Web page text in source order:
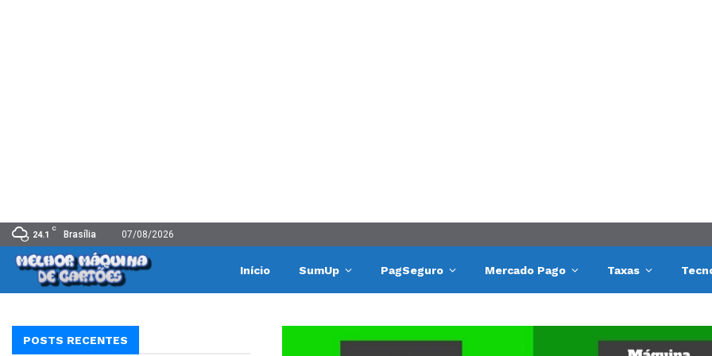
24.1
C
Brasília 07/08/2026
Início SumUp PagSeguro Mercado Pago Taxas
POSTS RECENTES